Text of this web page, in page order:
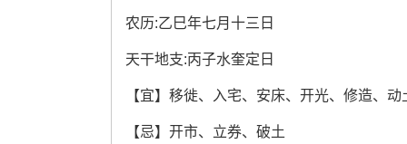
农历:乙巳年七月十三日
天干地支:丙子水奎定日
【宜】移徙、入宅、安床、开光、修造、动
【忌】开市、立券、破土